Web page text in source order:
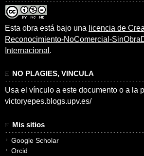
Esta obra está bajo una licencia de
Reconocimiento-NoComercial-
Internacional .
NO PLAGIES, VINCULA
Usa el vínculo a este documento o a la
victoryepes.blogs.upv.es/
Mis sitios
Google Scholar
Orcid